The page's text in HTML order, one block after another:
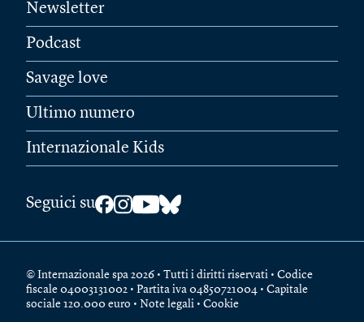
Newsletter
Podcast
Savage love
Ultimo numero
Internazionale Kids
Seguici su
© Internazionale spa 2026 • Tutti i diritti riservati • Codice
fiscale 04003131002 • Partita iva 04850721004 • Capitale
sociale 120.000 euro • Note legali • Cookie